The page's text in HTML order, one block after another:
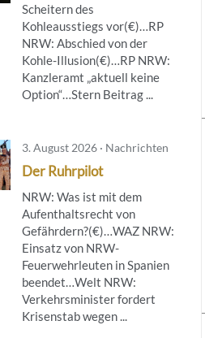
Scheitern des
Kohleausstiegs vor(€)…RP
NRW: Abschied von der
Kohle-Illusion(€)…RP NRW:
Kanzleramt „aktuell keine
Option“…Stern Beitrag ...
3. August 2026 · Nachrichten
Der Ruhrpilot
NRW: Was ist mit dem
Aufenthaltsrecht von
Gefährdern?(€)…WAZ NRW:
Einsatz von NRW-
Feuerwehrleuten in Spanien
beendet…Welt NRW:
Verkehrsminister fordert
Krisenstab wegen ...